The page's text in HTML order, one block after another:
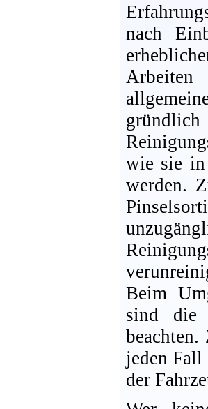
nach
wie sie in
werden.
Beim
sind die
jeden Fall
der